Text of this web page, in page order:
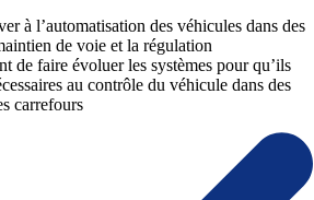
à l’automatisation des véhicules dans des
de voie et la régulation
de faire évoluer les systèmes pour qu’ils
au contrôle du véhicule dans des
carrefours